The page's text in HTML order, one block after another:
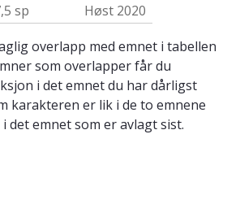
sp
Høst 2020
overlapp med emnet i tabellen
som overlapper får du
i det emnet du har dårligst
karakteren er lik i de to emnene
det emnet som er avlagt sist.